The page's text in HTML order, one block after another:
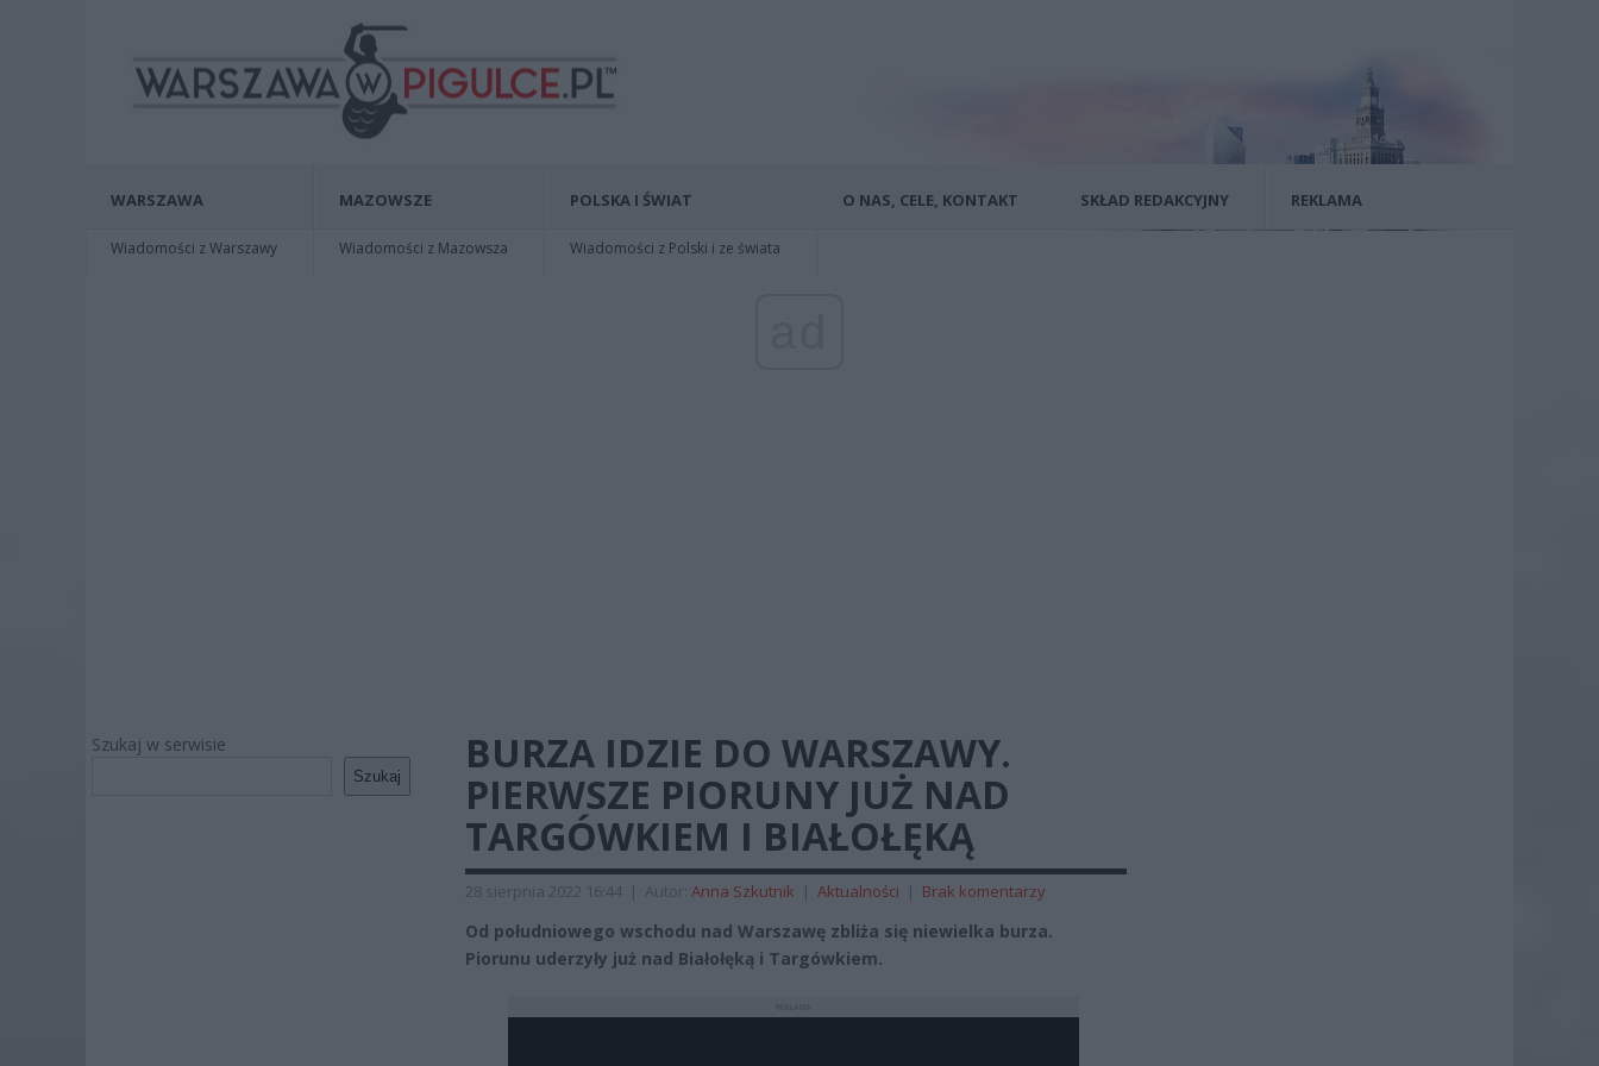
WARSZAWA
Wiadomości z Warszawy
MAZOWSZE
Wiadomości z Mazowsza
POLSKA I ŚWIAT
Wiadomości z Polski i ze świata
O NAS, CELE, KONTAKT SKŁAD REDAKCYJNY REKLAMA
Szukaj w serwisie
Szukaj
BURZA IDZIE DO WARSZAWY.
PIERWSZE PIORUNY JUŻ NAD
TARGÓWKIEM I BIAŁOŁĘKĄ
28 sierpnia 2022 16:44 | Autor: Anna Szkutnik | Aktualności | Brak komentarzy
Od południowego wschodu nad Warszawę zbliża się niewielka burza.
Piorunu uderzyły już nad Białołęką i Targówkiem.